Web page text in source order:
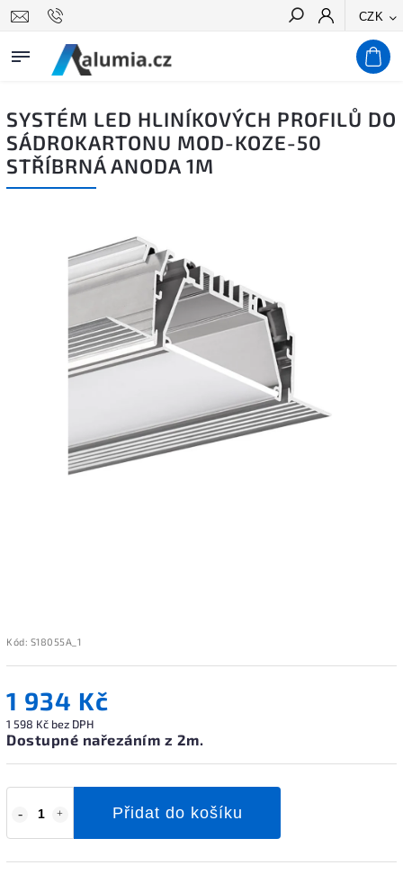
CZK
Hledat
SYSTÉM LED HLINÍKOVÝCH PROFILŮ DO
SÁDROKARTONU MOD-KOZE-50
STŘÍBRNÁ ANODA 1M
Kód: S18055A_1
1 934 Kč
1 598 Kč bez DPH
Dostupné nařezáním z 2m.
Přidat do košíku